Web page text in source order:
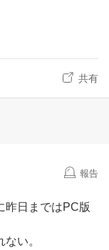
共有
報告
昨日まではPC版
い。